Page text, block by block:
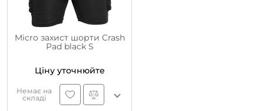
Micro захист шорти Crash
Pad black S
Ціну уточнюйте
Немає на
складі